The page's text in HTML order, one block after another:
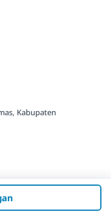
Kabupaten
reserved.